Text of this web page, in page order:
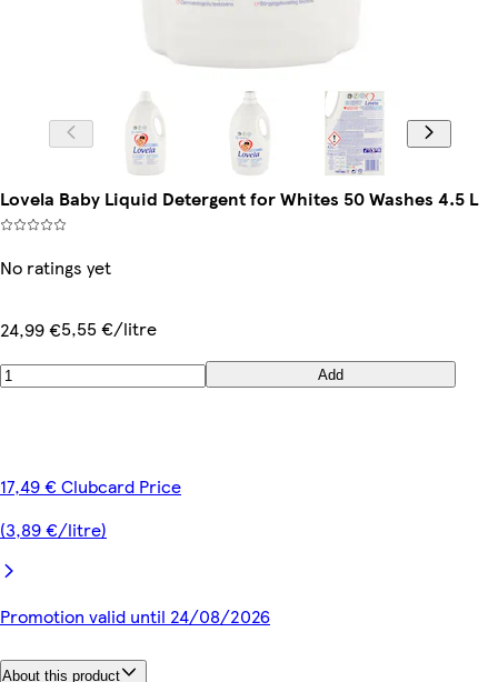
Lovela Baby Liquid Detergent for Whites 50 Washes 4.5 L
No ratings yet
24,99 €5,55 €/litre
Add
17,49 € Clubcard Price
(3,89 €/litre)
Promotion valid until 24/08/2026
About this product